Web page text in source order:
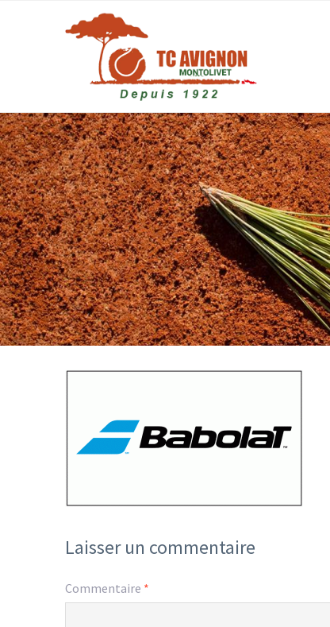
Laisser un commentaire
Commentaire *